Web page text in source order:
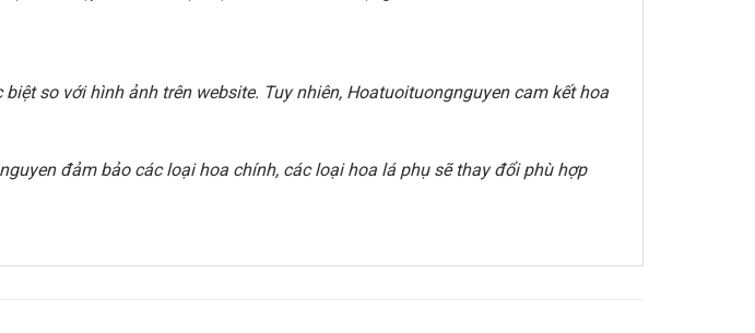
so với hình ảnh trên website. Tuy nhiên, Hoatuoituongnguyen cam kết hoa
đảm bảo các loại hoa chính, các loại hoa lá phụ sẽ thay đổi phù hợp